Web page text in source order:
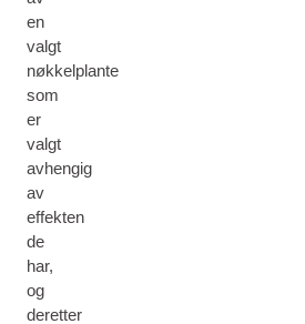
en
valgt
nøkkelplante
som
er
valgt
avhengig
av
effekten
de
har,
og
deretter